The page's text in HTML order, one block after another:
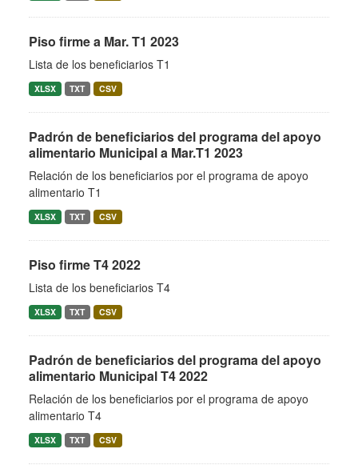
Piso firme a Mar. T1 2023
Lista de los beneficiarios T1
XLSX TXT CSV
Padrón de beneficiarios del programa del apoyo
alimentario Municipal a Mar.T1 2023
Relación de los beneficiarios por el programa de apoyo
alimentario T1
XLSX TXT CSV
Piso firme T4 2022
Lista de los beneficiarios T4
XLSX TXT CSV
Padrón de beneficiarios del programa del apoyo
alimentario Municipal T4 2022
Relación de los beneficiarios por el programa de apoyo
alimentario T4
XLSX TXT CSV